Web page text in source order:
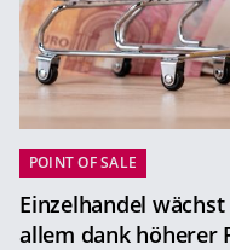
POINT OF SALE
Einzelhandel
allem dank höherer